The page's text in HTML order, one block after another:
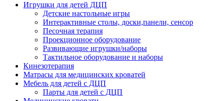
Игрушки для детей ДЦП
Детские настольные игры
Интерактивные столы, доски,панели, сенсор
Песочная терапия
Проекционное оборудование
Развивающие игрушки/наборы
Тактильное оборудование и наборы
Кинезотерапия
Матрасы для медицинских кроватей
Мебель для детей с ДЦП
Парты для детей с ДЦП